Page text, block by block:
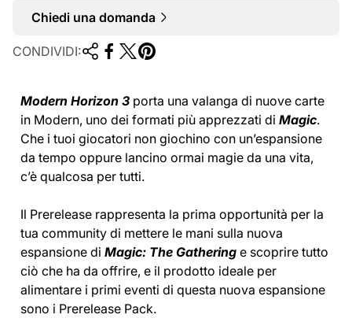
Chiedi una domanda
CONDIVIDI:
Modern Horizon 3 porta una valanga di nuove carte
in Modern, uno dei formati più apprezzati di Magic.
Che i tuoi giocatori non giochino con un’espansione
da tempo oppure lancino ormai magie da una vita,
c’è qualcosa per tutti.
Il Prerelease rappresenta la prima opportunità per la
tua community di mettere le mani sulla nuova
espansione di Magic: The Gathering e scoprire tutto
ciò che ha da offrire, e il prodotto ideale per
alimentare i primi eventi di questa nuova espansione
sono i Prerelease Pack.